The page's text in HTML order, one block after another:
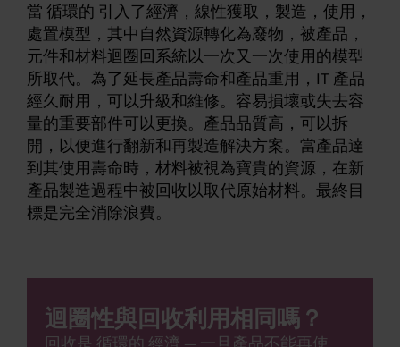
當 循環的 引入了經濟，線性獲取，製造，使用，
處置模型，其中自然資源轉化為廢物，被產品，
元件和材料迴圈回系統以一次又一次使用的模型
所取代。為了延長產品壽命和產品重用，IT 產品
經久耐用，可以升級和維修。容易損壞或失去容
量的重要部件可以更換。產品品質高，可以拆
開，以便進行翻新和再製造解決方案。當產品達
到其使用壽命時，材料被視為寶貴的資源，在新
產品製造過程中被回收以取代原始材料。最終目
標是完全消除浪費。
迴圈性與回收利用相同嗎？